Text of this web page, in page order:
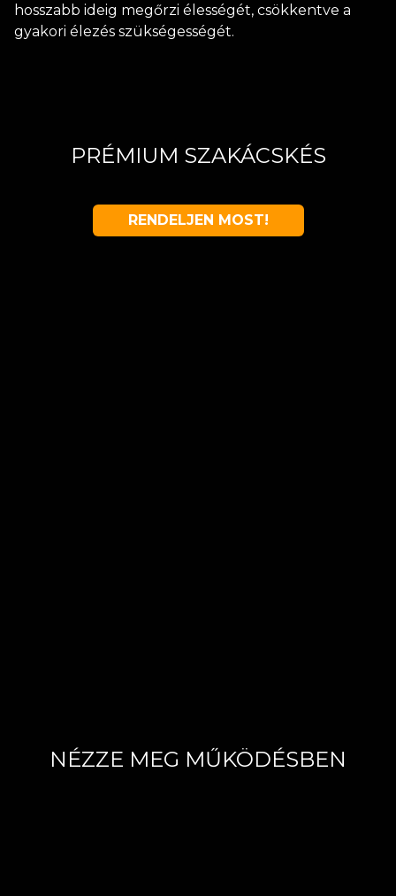
hosszabb ideig megőrzi élességét, csökkentve a
gyakori élezés szükségességét.
PRÉMIUM SZAKÁCSKÉS
RENDELJEN MOST!
NÉZZE MEG MŰKÖDÉSBEN